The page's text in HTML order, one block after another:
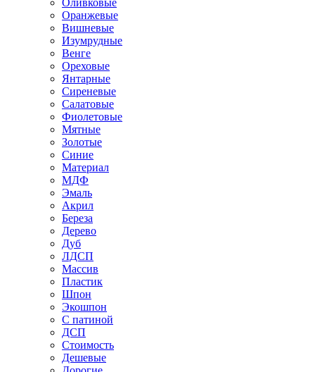
Оливковые
Оранжевые
Вишневые
Изумрудные
Венге
Ореховые
Янтарные
Сиреневые
Салатовые
Фиолетовые
Мятные
Золотые
Синие
Материал
МДФ
Эмаль
Акрил
Береза
Дерево
Дуб
ЛДСП
Массив
Пластик
Шпон
Экошпон
С патиной
ДСП
Стоимость
Дешевые